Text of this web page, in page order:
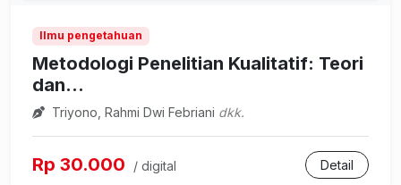
Ilmu pengetahuan
Metodologi Penelitian Kualitatif: Teori
dan...
Triyono, Rahmi Dwi Febriani dkk.
Rp 30.000 / digital Detail